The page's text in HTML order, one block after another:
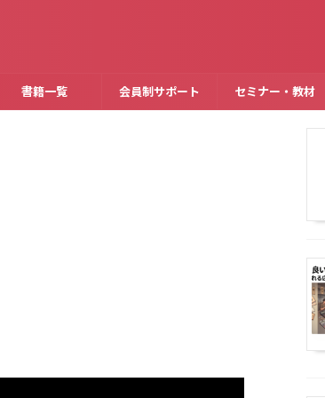
書籍一覧 会員制サポート セミナー・教材